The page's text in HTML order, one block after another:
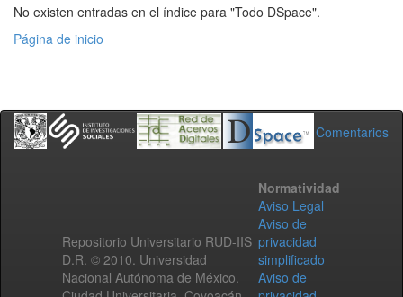
No existen entradas en el índice para "Todo DSpace".
Página de inicio
Comentarios
Repositorio Universitario RUD-IIS
D.R. © 2010. Universidad
Nacional Autónoma de México.
Normatividad
Aviso Legal
Aviso de
privacidad
simplificado
Aviso de